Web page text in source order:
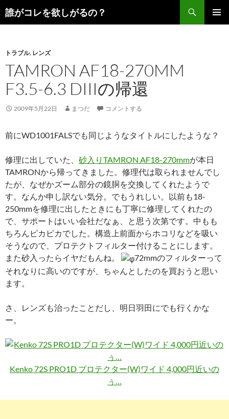
コ
ン
ツ
へ
誰がコレを欲しがるの？
検
索
トラブル, レンズ
TAMRON AF18-270MM
F3.5-6.3 DIIIの帰還
2009年5月22日 まつだ コメントする
前にWD1001FALSでも同じようなタイトルにしたような？
修理に出していた、 砂入りTAMRON AF18-270mmが本日
TAMRONから帰ってきました。修理代は取られませんでし
たが、なぜかズーム部分の鏡胴を交換してくれたようで
す。なんか申し訳ない気分。でもうれしい。以前も18-
250mmを修理に出したときにも丁寧に修理してくれたの
で、サポートはいい会社だなぁ、と思う次第です。中もも
ちろんピカピカでした。構造上前面からホコリなどを吸い
そうなので、プロテクトフィルター付けることにします。
また砂入ったらイヤだもんね。
72mmのフィルターって
それなりに高いのですが、ちゃんとしたのを買おうと思い
ます。
さ、レンズも治ったことだし、明日羽田にでも行くかな
ー。
Kenko 72S PRO1D プロテクター(W)ワイド 4,000円近いの
ぅ…